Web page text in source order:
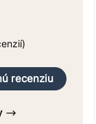
recenziu